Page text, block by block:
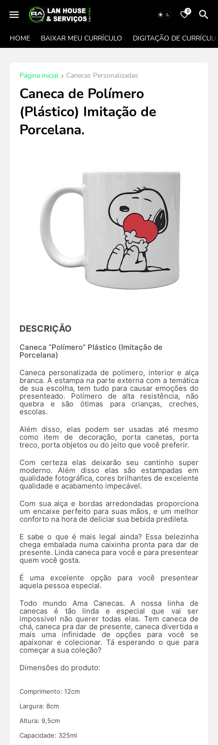
0
HOME BAIXAR MEU CURRÍCULO DIGITAÇÃO DE
Página inicial Canecas Personalizadas
Caneca de Polímero
(Plástico) Imitação de
Porcelana.
DESCRIÇÃO
Caneca “Polímero” Plástico (Imitação de
Porcelana)
Caneca personalizada de polímero, interior e alça
branca. A estampa na parte externa com a temática
de sua escolha, tem tudo para causar emoções do
presenteado. Polímero de alta resistência, não
quebra e são ótimas para crianças, creches,
escolas.
Além disso, elas podem ser usadas até mesmo
como item de decoração, porta canetas, porta
treco, porta objetos ou do jeito que você preferir.
Com certeza elas deixarão seu cantinho super
moderno. Além disso elas são estampadas em
qualidade fotográfica, cores brilhantes de excelente
qualidade e acabamento impecável.
Com sua alça e bordas arredondadas proporciona
um encaixe perfeito para suas mãos, e um melhor
conforto na hora de deliciar sua bebida predileta.
E sabe o que é mais legal ainda? Essa belezinha
chega embalada numa caixinha pronta para dar de
presente. Linda caneca para você e para presentear
quem você gosta.
É uma excelente opção para você presentear
aquela pessoa especial.
Todo mundo Ama Canecas. A nossa linha de
canecas é tão linda e especial que vai ser
impossível não querer todas elas. Tem caneca de
chá, caneca pra dar de presente, caneca divertida e
mais uma infinidade de opções para você se
apaixonar e colecionar. Tá esperando o que para
começar a sua coleção?
Dimensões do produto:
Comprimento: 12cm
Largura: 8cm
Altura: 9,5cm
Capacidade: 325ml